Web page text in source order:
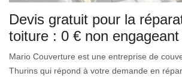
Devis gratuit pour la
toiture : 0 € non engageant
Mario Couverture est une entreprise de
Thurins qui répond à votre demande en